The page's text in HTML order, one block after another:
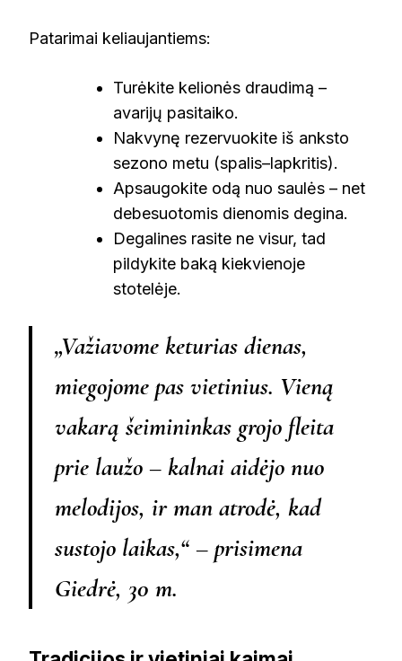
Patarimai keliaujantiems:
Turėkite kelionės draudimą –
avarijų pasitaiko.
Nakvynę rezervuokite iš anksto
sezono metu (spalis–lapkritis).
Apsaugokite odą nuo saulės – net
debesuotomis dienomis degina.
Degalines rasite ne visur, tad
pildykite baką kiekvienoje
stotelėje.
„Važiavome keturias dienas,
miegojome pas vietinius. Vieną
vakarą šeimininkas grojo fleita
prie laužo – kalnai aidėjo nuo
melodijos, ir man atrodė, kad
sustojo laikas,“ – prisimena
Giedrė, 30 m.